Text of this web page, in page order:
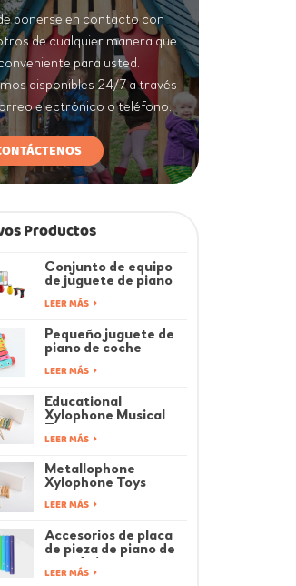
ponerse en contacto con
de cualquier manera que
para usted.
disponibles 24/7 a través
electrónico o teléfono.
Productos
Conjunto de equipo
de juguete de piano
de música de juegos
infantiles coloridos
LEER MÁS
Pequeño juguete de
piano de coche
musical Rainbow Baby
LEER MÁS
Educational
Xylophone Musical
Toys
LEER MÁS
Metallophone
Xylophone Toys
LEER MÁS
Accesorios de placa
de pieza de piano de
arco de juguetes
musicales para niños
LEER MÁS